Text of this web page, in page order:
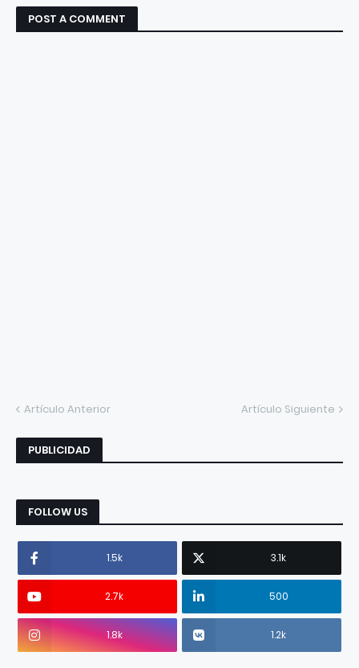
POST A COMMENT
Artículo Anterior Artículo Siguiente
PUBLICIDAD
FOLLOW US
1.5k 3.1k
2.7k 500
1.8k 1.2k